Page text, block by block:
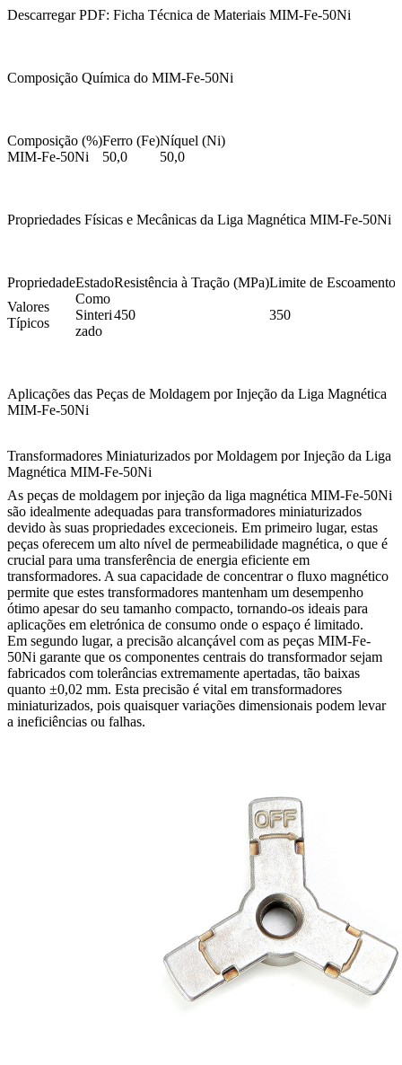
Descarregar PDF: Ficha Técnica de Materiais MIM-Fe-50Ni
Composição Química do MIM-Fe-50Ni
Composição (%)Ferro (Fe)Níquel (Ni)
MIM-Fe-50Ni
50,0 50,0
Propriedades Físicas e Mecânicas da Liga Magnética MIM-Fe-50Ni
PropriedadeEstadoResistência à Tração (MPa)Limite de Escoamento
Valores
Típicos
Como
Sinteri
zado
450 350
Aplicações das Peças de Moldagem por Injeção da Liga Magnética
MIM-Fe-50Ni
Transformadores Miniaturizados por Moldagem por Injeção da Liga
Magnética MIM-Fe-50Ni
As peças de moldagem por injeção da liga magnética MIM-Fe-50Ni
são idealmente adequadas para transformadores miniaturizados
devido às suas propriedades excecioneis. Em primeiro lugar, estas
peças oferecem um alto nível de permeabilidade magnética, o que é
crucial para uma transferência de energia eficiente em
transformadores. A sua capacidade de concentrar o fluxo magnético
permite que estes transformadores mantenham um desempenho
ótimo apesar do seu tamanho compacto, tornando-os ideais para
aplicações em eletrónica de consumo onde o espaço é limitado.
Em segundo lugar, a precisão alcançável com as peças MIM-Fe-
50Ni garante que os componentes centrais do transformador sejam
fabricados com tolerâncias extremamente apertadas, tão baixas
quanto ±0,02 mm. Esta precisão é vital em transformadores
miniaturizados, pois quaisquer variações dimensionais podem levar
a ineficiências ou falhas.